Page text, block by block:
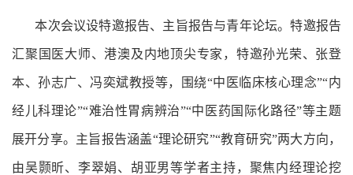
本次会议设特邀报告、主旨报告与青年论坛。特邀报告
汇聚国医大师、港澳及内地顶尖专家，特邀孙光荣、张登
本、孙志广、冯奕斌教授等，围绕“中医临床核心理念”“内
经儿科理论”“难治性胃病辨治”“中医药国际化路径”等主题
展开分享。主旨报告涵盖“理论研究”“教育研究”两大方向，
由吴颢昕、李翠娟、胡亚男等学者主持，聚焦内经理论挖